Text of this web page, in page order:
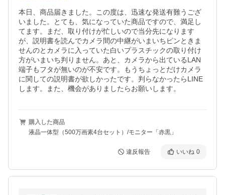
本日、商品届きました。この度は、迅速な発送有難うござ
いました。とても、気になっていた商品ですので、満足し
てます。まだ、取り付けが忙しいので当分先になります
が、説明書を読んでカメラ間の中継がいまいちピンときま
せんのとカメラに入っていた白いプラスチックの取り付け
方がいまいち判りません。あと、カメラから出ているLAN
端子もフタが無いのが不安です。もうちょっとだけカメラ
に関しての説明書が欲しかったです。判らなかったらLINE
します。また、機会がありましたらお願いします。
購入した商品
液晶一体型（500万画素4台セット）/モニター「赤黒」
違反報告 いいね 0